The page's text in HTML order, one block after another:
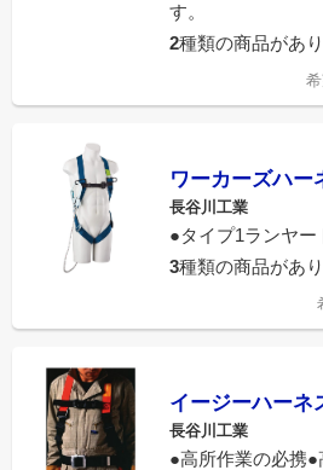
す。
2種類の商品があ
ワーカーズハー
長谷川工業
●タイプ1ランヤー
3種類の商品があ
イージーハーネ
長谷川工業
●高所作業の必携